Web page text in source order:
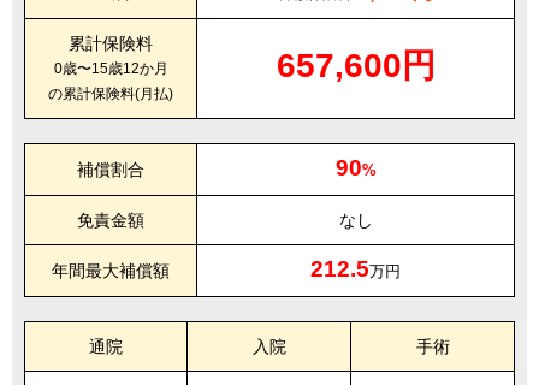
累計保険料
0歳〜15歳12か月
の累計保険料(月払)
657,600円
補償割合 90%
免責金額 なし
年間最大補償額 212.5万円
通院 入院 手術